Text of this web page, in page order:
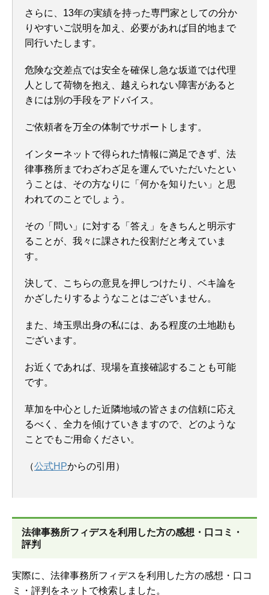
さらに、13年の実績を持った専門家としての分か
りやすいご説明を加え、必要があれば目的地まで
同行いたします。
危険な交差点では安全を確保し急な坂道では代理
人として荷物を抱え、越えられない障害があると
きには別の手段をアドバイス。
ご依頼者を万全の体制でサポートします。
インターネットで得られた情報に満足できず、法
律事務所までわざわざ足を運んでいただいたとい
うことは、その方なりに「何かを知りたい」と思
われてのことでしょう。
その「問い」に対する「答え」をきちんと明示す
ることが、我々に課された役割だと考えていま
す。
決して、こちらの意見を押しつけたり、ベキ論を
かざしたりするようなことはございません。
また、埼玉県出身の私には、ある程度の土地勘も
ございます。
お近くであれば、現場を直接確認することも可能
です。
草加を中心とした近隣地域の皆さまの信頼に応え
るべく、全力を傾けていきますので、どのような
ことでもご用命ください。
（公式HPからの引用）
法律事務所フィデスを利用した方の感想・口コミ・
評判
実際に、法律事務所フィデスを利用した方の感想・口コ
ミ・評判をネットで検索しました。